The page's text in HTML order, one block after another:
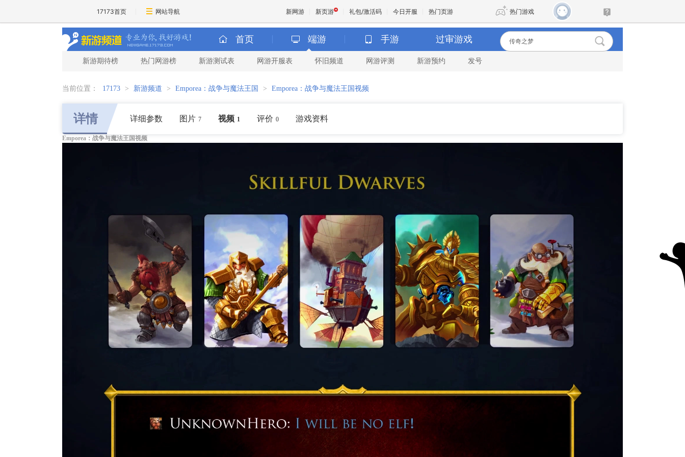
17173首页 网站导航 新网游 新页游 礼包/激活码 今日开服 热门页游 热门游戏
魔兽 DNF
首页 端游 手游 过审游戏
新游期待榜 热门网游榜 新游测试表 网游开服表 怀旧频道 网游评测 新游预约 发号
当前位置： 17173 > 新游频道 > Emporea：战争与魔法王国 > Emporea：战争与魔法王国视频
详情 详细参数 图片 7 视频 1 评价 0 游戏资料
Emporea：战争与魔法王国视频